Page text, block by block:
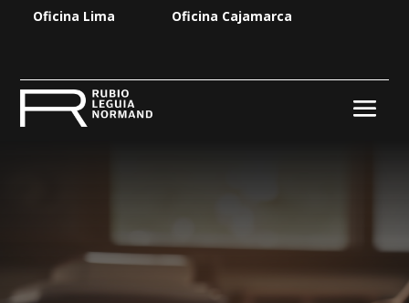
Oficina Lima Oficina Cajamarca